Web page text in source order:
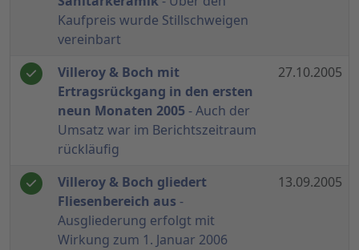
Kaufpreis wurde Stillschweigen
vereinbart
Villeroy & Boch mit
Ertragsrückgang in den ersten
neun Monaten 2005- Auch der
Umsatz war im Berichtszeitraum
rückläufig
27.10.2005
Villeroy & Boch gliedert
Fliesenbereich aus -
Ausgliederung erfolgt mit
Wirkung zum 1. Januar 2006
13.09.2005